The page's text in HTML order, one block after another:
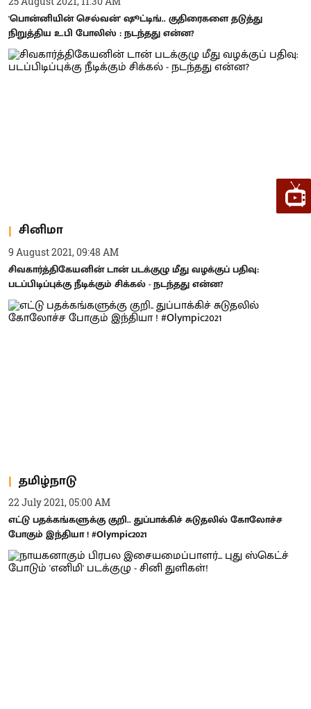
'பொன்னியின் செல்வன்' ஷூட்டிங்.. குதிரைகளை தடுத்து
நிறுத்திய உ.பி போலிஸ் : நடந்தது என்ன?
சினிமா
9 August 2021, 09:48 AM
சிவகார்த்திகேயனின் டான் படக்குழு மீது வழக்குப் பதிவு:
படப்பிடிப்புக்கு நீடிக்கும் சிக்கல் - நடந்தது என்ன?
தமிழ்நாடு
22 July 2021, 05:00 AM
எட்டு பதக்கங்களுக்கு குறி.. துப்பாக்கிச் சுடுதலில் கோலோச்ச
போகும் இந்தியா ! #Olympic2021